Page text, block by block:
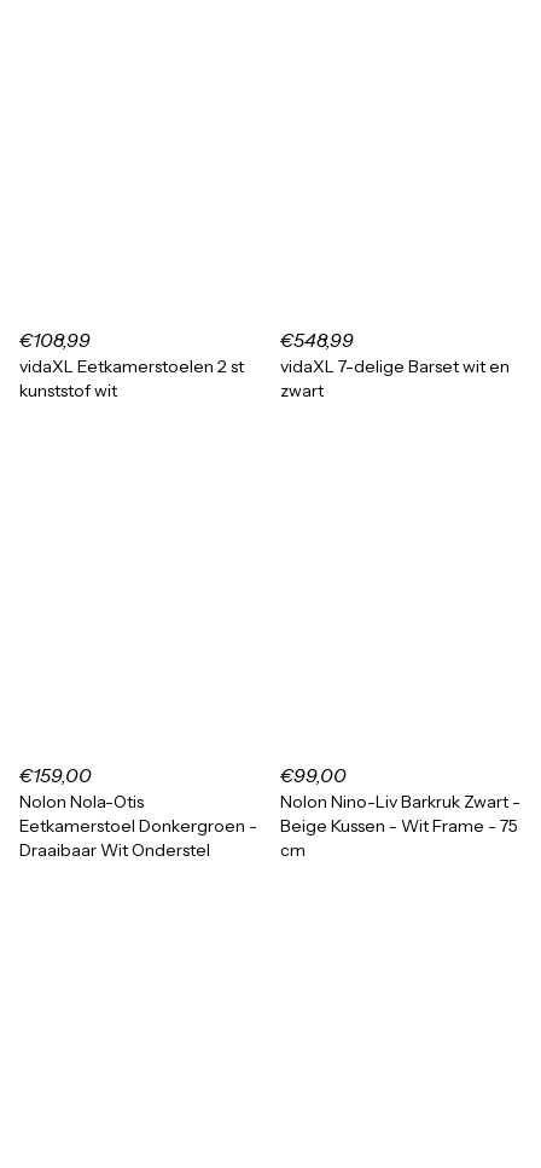
€108,99
vidaXL Eetkamerstoelen 2 st
kunststof wit
€548,99
vidaXL 7-delige Barset wit en
zwart
€159,00
Nolon Nola-Otis
Eetkamerstoel Donkergroen -
Draaibaar Wit Onderstel
€99,00
Nolon Nino-Liv Barkruk Zwart -
Beige Kussen - Wit Frame - 75
cm